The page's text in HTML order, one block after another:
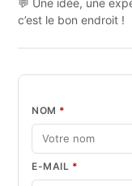
💬 Une idée, une
c’est le bon endroit !
NOM *
E-MAIL *